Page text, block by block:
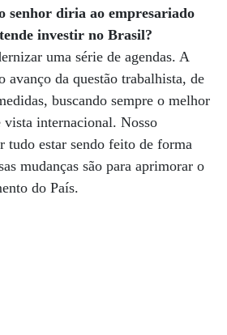
senhor diria ao empresariado
investir no Brasil?
uma série de agendas. A
avanço da questão trabalhista, de
buscando sempre o melhor
internacional. Nosso
tudo estar sendo feito de forma
mudanças são para aprimorar o
do País.